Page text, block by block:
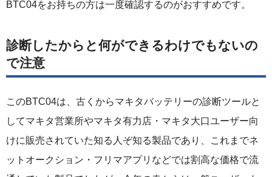
BTC04をお持ちの方は一度確認するのがおすすめです。
診断したからと何ができるわけでもないの
で注意
このBTC04は、古くからマキタバッテリーの診断ツールと
してマキタ営業所やマキタ有力店・マキタ大口ユーザー向
けに販売されていた知る人ぞ知る製品であり、これまでネ
ットオークション・フリマアプリなどでは割高な価格で流